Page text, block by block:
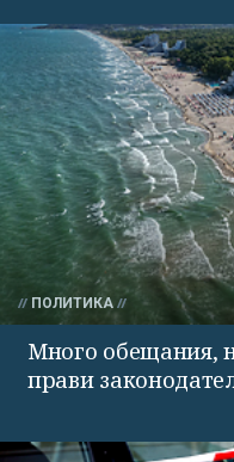
ПОЛИТИКА
Много обещания,
прави